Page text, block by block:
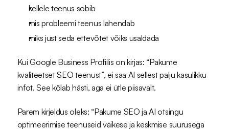
kellele teenus sobib
mis probleemi teenus lahendab
miks just seda ettevõtet võiks usaldada
Kui Google Business Profiilis on kirjas: “Pakume
kvaliteetset SEO teenust”, ei saa AI sellest palju kasulikku
infot. See kõlab hästi, aga ei ütle piisavalt.
Parem kirjeldus oleks: “Pakume SEO ja AI otsingu
optimeerimise teenuseid väikese ja keskmise suurusega